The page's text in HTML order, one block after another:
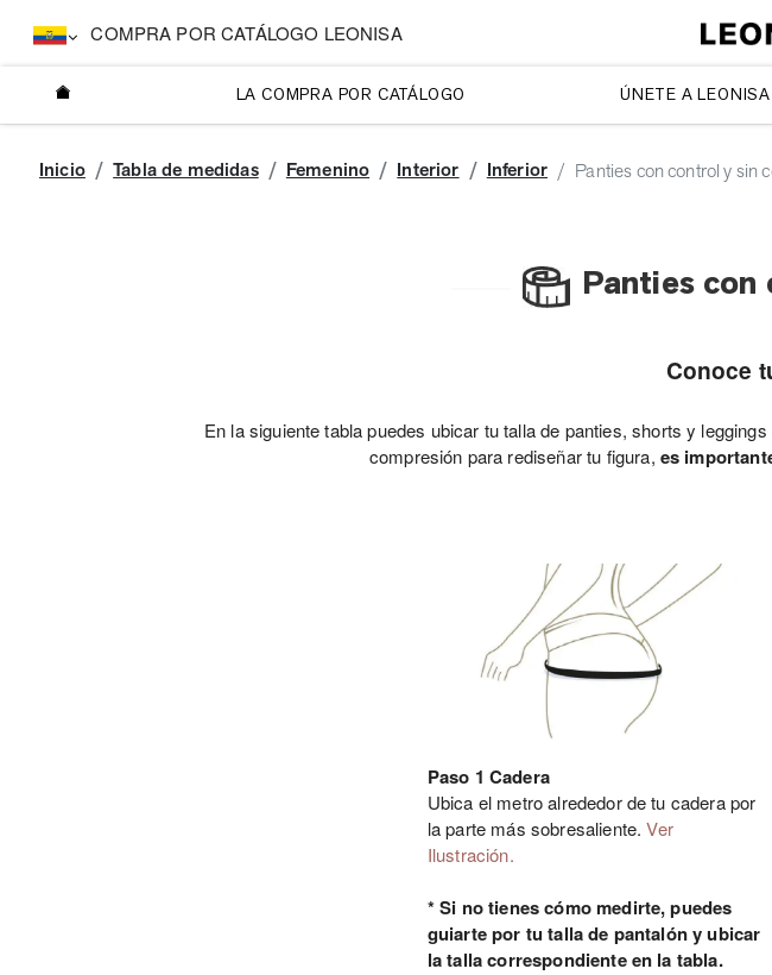
COMPRA POR CATÁLOGO LEONISA
LA COMPRA POR CATÁLOGO ÚNETE A LEONISA
Inicio Tabla de medidas Femenino Interior Inferior Panties con control y sin
Panties
Conoce
En la siguiente tabla puedes ubicar tu talla de panties, shorts y
compresión para rediseñar tu figura, es
Paso 1 Cadera
Ubica el metro alrededor de tu cadera por
la parte más sobresaliente.Ver
Ilustración.
* Si no tienes cómo medirte, puedes
guiarte por tu talla de pantalón y ubicar
la talla correspondiente en la tabla.